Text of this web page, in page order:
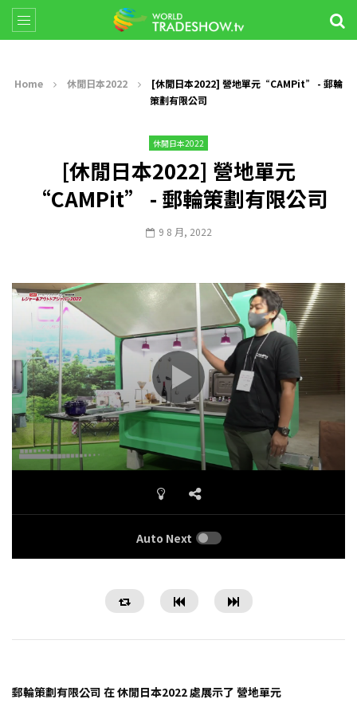
Home 休閒日本2022
[休閒日本2022] 營地單元“CAMPit” - 郵輪
策劃有限公司
休閒日本2022
[休閒日本2022] 營地單元
“CAMPit” - 郵輪策劃有限公司
9 8 月, 2022
Auto Next
郵輪策劃有限公司 在 休閒日本2022 處展示了 營地單元